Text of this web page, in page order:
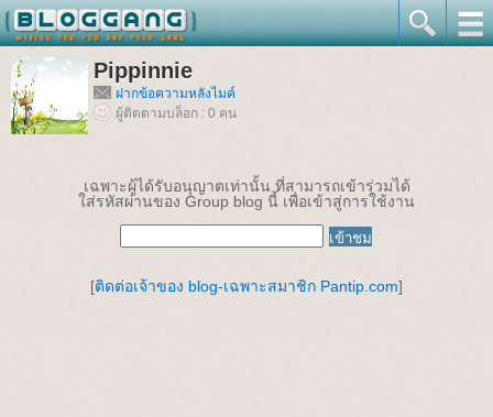
Pippinnie
ฝากข้อความหลังไมค์
ผู้ติดตามบล็อก : 0 คน
เฉพาะผู้ได้รับอนุญาตเท่านั้น ที่สามารถเข้าร่วมได้
ใส่รหัสผ่านของ Group blog นี้ เพื่อเข้าสู่การใช้งาน
[ติดต่อเจ้าของ blog-เฉพาะสมาชิก Pantip.com]